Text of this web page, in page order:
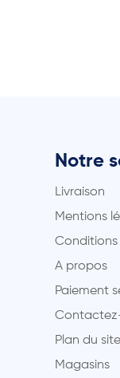
Notre
Livraison
Mentions
A propos
Paiement
Plan du site
Magasins